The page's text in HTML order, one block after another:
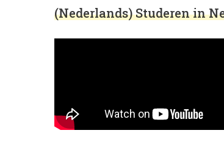
(Nederlands) Studeren in